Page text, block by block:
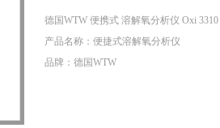
德国WTW 便携式 溶解氧分析仪 Oxi 3310
产品名称：便捷式溶解氧分析仪
品牌：德国WTW